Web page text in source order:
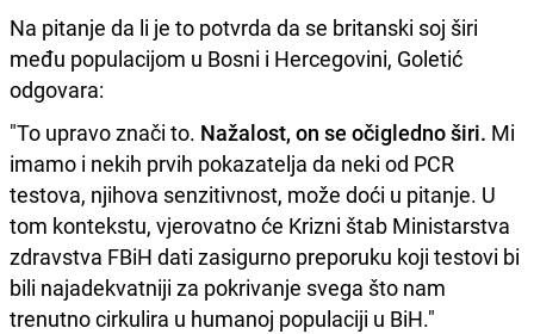
Na pitanje da li je to potvrda da se britanski soj širi
među populacijom u Bosni i Hercegovini, Goletić
odgovara:
"To upravo znači to. Nažalost, on se očigledno širi. Mi
imamo i nekih prvih pokazatelja da neki od PCR
testova, njihova senzitivnost, može doći u pitanje. U
tom kontekstu, vjerovatno će Krizni štab Ministarstva
zdravstva FBiH dati zasigurno preporuku koji testovi bi
bili najadekvatniji za pokrivanje svega što nam
trenutno cirkulira u humanoj populaciji u BiH."